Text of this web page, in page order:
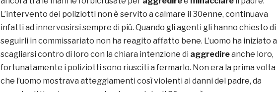
L’intervento dei poliziotti non è servito a calmare il 30enne, continuava
infatti ad innervosirsi sempre di più. Quando gli agenti gli hanno chiesto di
seguirli in commissariato non ha reagito affatto bene. L’uomo ha iniziato a
scagliarsi contro di loro con la chiara intenzione di aggredireanche loro,
fortunatamente i poliziotti sono riusciti a fermarlo. Non era la prima volta
che l’uomo mostrava atteggiamenti così violenti ai danni del padre, da